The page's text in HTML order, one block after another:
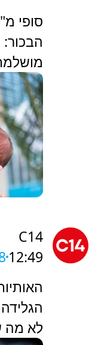
סופי
C14
12:49
8
לא מה